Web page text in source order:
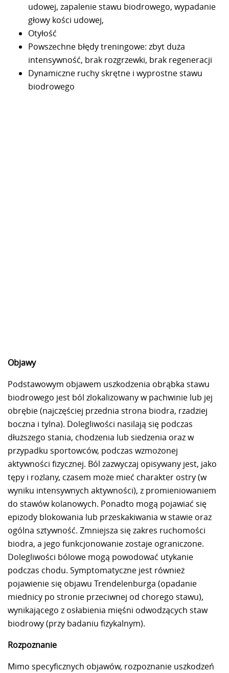
udowej, zapalenie stawu biodrowego, wypadanie
głowy kości udowej,
Otyłość
Powszechne błędy treningowe: zbyt duża
intensywność, brak rozgrzewki, brak regeneracji
Dynamiczne ruchy skrętne i wyprostne stawu
biodrowego
Objawy
Podstawowym objawem uszkodzenia obrąbka stawu
biodrowego jest ból zlokalizowany w pachwinie lub jej
obrębie (najczęściej przednia strona biodra, rzadziej
boczna i tylna). Dolegliwości nasilają się podczas
dłuższego stania, chodzenia lub siedzenia oraz w
przypadku sportowców, podczas wzmożonej
aktywności fizycznej. Ból zazwyczaj opisywany jest, jako
tępy i rozlany, czasem może mieć charakter ostry (w
wyniku intensywnych aktywności), z promieniowaniem
do stawów kolanowych. Ponadto mogą pojawiać się
epizody blokowania lub przeskakiwania w stawie oraz
ogólna sztywność. Zmniejsza się zakres ruchomości
biodra, a jego funkcjonowanie zostaje ograniczone.
Dolegliwości bólowe mogą powodować utykanie
podczas chodu. Symptomatyczne jest również
pojawienie się objawu Trendelenburga (opadanie
miednicy po stronie przeciwnej od chorego stawu),
wynikającego z osłabienia mięśni odwodzących staw
biodrowy (przy badaniu fizykalnym).
Rozpoznanie
Mimo specyficznych objawów, rozpoznanie uszkodzeń